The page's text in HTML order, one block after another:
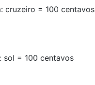
cruzeiro = 100 centavos
sol = 100 centavos